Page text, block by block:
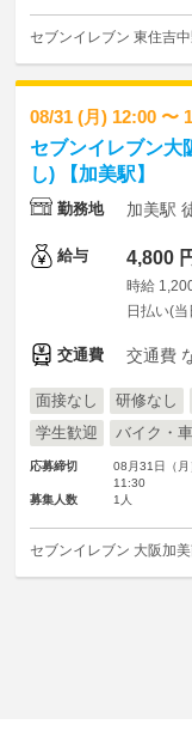
セブンイレブン 東住吉
08/31 (月) 12:00 〜
セブンイレブン
し) 【加美駅】
勤務地 加美駅
給与 4,800
時給
日払い(
交通費 交通費
面接なし 研修なし
学生歓迎
バイク・
応募締切
08月31日（月
11:30
募集人数
1人
セブンイレブン 大阪加